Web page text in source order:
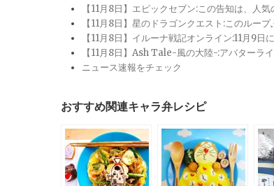
【11月8日】エピックセブン:この告知は、人
【11月8日】星のドラゴンクエスト:このルー
【11月8日】イルーナ戦記オンライン:11月9
【11月8日】Ash Tale-風の大陸-:アバターラ
ニュース速報をチェック
おすすめ関連キャラ弁レシピ